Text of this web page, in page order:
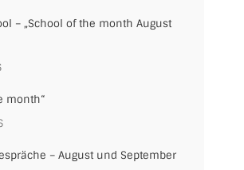
– „School of the month August
month“
– August und September